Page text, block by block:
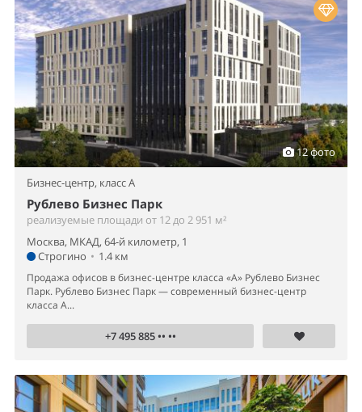
12 фото
Бизнес-центр, класс A
Рублево Бизнес Парк
реализуемые площади от 12 до 2 951 м²
Москва, МКАД, 64-й километр, 1
Строгино • 1.4 км
Продажа офисов в бизнес-центре класса «А» Рублево Бизнес
Парк. Рублево Бизнес Парк — современный бизнес-центр
класса А...
+7 495 885 •• ••